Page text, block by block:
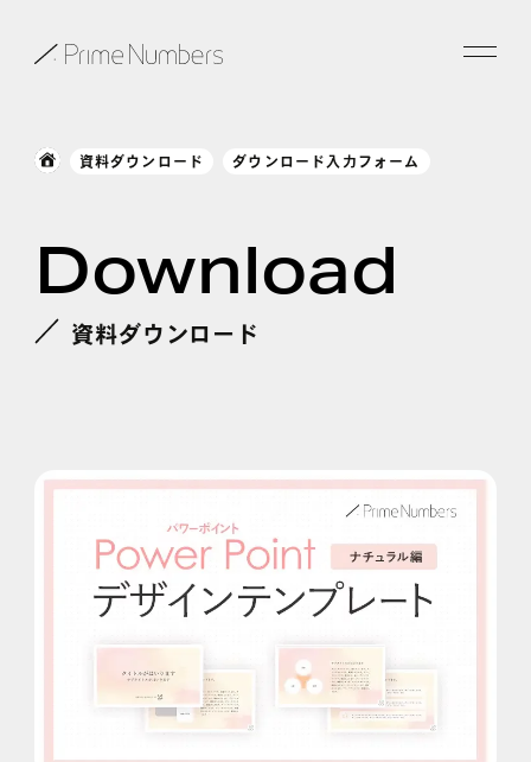
事例紹介
お役立ち情報
お知らせ
採用情報
資料ダウンロード
セミナー申し込み
資料ダウンロード ダウンロード入力フォーム
Download
資料ダウンロード